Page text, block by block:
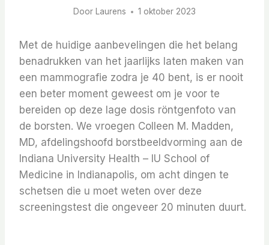
Door Laurens 1 oktober 2023
Met de huidige aanbevelingen die het belang
benadrukken van het jaarlijks laten maken van
een mammografie zodra je 40 bent, is er nooit
een beter moment geweest om je voor te
bereiden op deze lage dosis röntgenfoto van
de borsten. We vroegen Colleen M. Madden,
MD, afdelingshoofd borstbeeldvorming aan de
Indiana University Health – IU School of
Medicine in Indianapolis, om acht dingen te
schetsen die u moet weten over deze
screeningstest die ongeveer 20 minuten duurt.